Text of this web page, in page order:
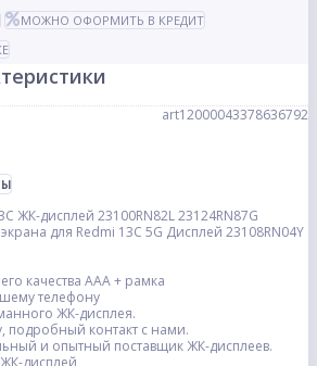
МОЖНО ОФОРМИТЬ В КРЕДИТ
art12000043378636792
ЖК-дисплей 23100RN82L 23124RN87G
для Redmi 13C 5G Дисплей 23108RN04Y
качества AAA + рамка
телефону
ЖК-дисплея.
подробный контакт с нами.
и опытный поставщик ЖК-дисплеев.